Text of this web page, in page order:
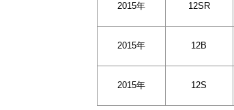
2015年 12SR
2015年 12B
2015年 12S